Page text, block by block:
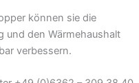
können sie die
und den Wärmehaushalt
verbessern.